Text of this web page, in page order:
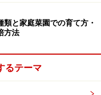
と家庭菜園での育て方・
方法
るテーマ